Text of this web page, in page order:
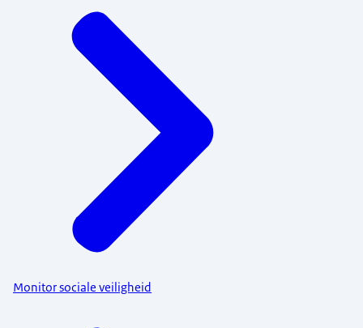
Monitor sociale veiligheid